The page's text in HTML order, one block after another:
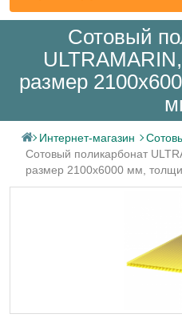
Сотовый
размер
Интернет-магазин
Сотовый поликарбонат
размер 2100x6000 мм,